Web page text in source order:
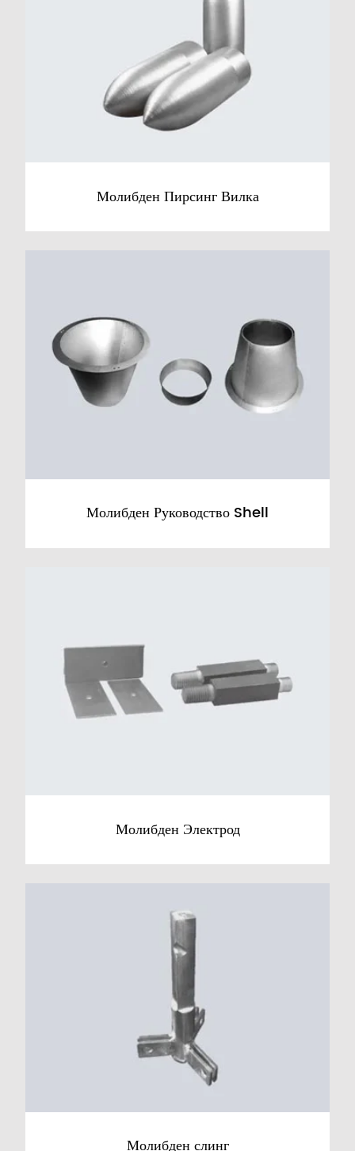
Молибден Пирсинг Вилка
Молибден Руководство Shell
Молибден Электрод
Молибден слинг